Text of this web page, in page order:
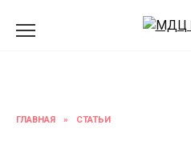
ГЛАВНАЯ » СТАТЬИ